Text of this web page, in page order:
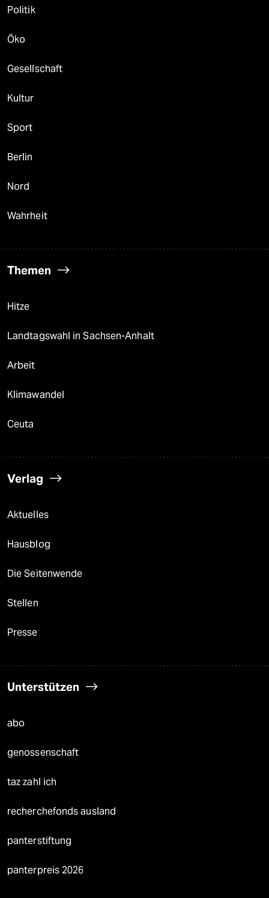
Politik
Öko
Gesellschaft
Kultur
Sport
Berlin
Nord
Wahrheit
Themen
Hitze
Landtagswahl in Sachsen-Anhalt
Arbeit
Klimawandel
Ceuta
Verlag
Aktuelles
Hausblog
Die Seitenwende
Stellen
Presse
Unterstützen
abo
genossenschaft
taz zahl ich
recherchefonds ausland
panterstiftung
panterpreis 2026